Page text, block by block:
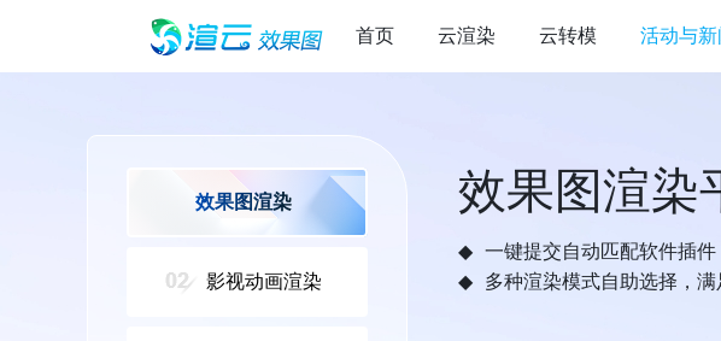
首页 云渲染 云转模 活动与新
效果图渲染
影视动画渲染
效果图渲染
一键提交自动匹配软件插
多种渲染模式自助选择，